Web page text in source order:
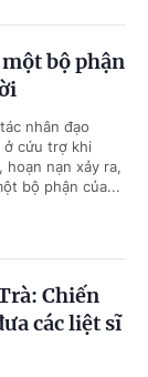
bộ phận
nhân đạo
cứu trợ khi
nạn xảy ra,
bộ phận của...
Chiến
các liệt sĩ